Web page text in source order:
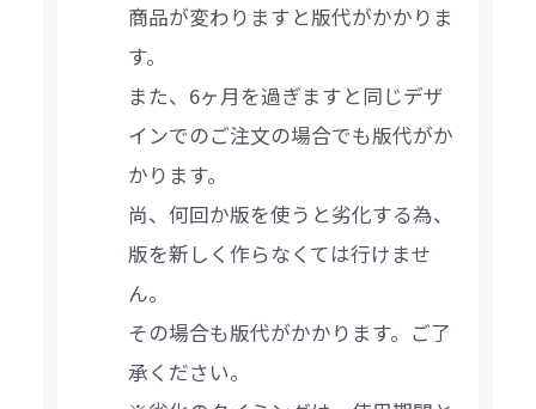
商品が変わりますと版代がかかりま
す。
また、6ヶ月を過ぎますと同じデザ
インでのご注文の場合でも版代がか
かります。
尚、何回か版を使うと劣化する為、
版を新しく作らなくては行けませ
ん。
その場合も版代がかかります。ご了
承ください。